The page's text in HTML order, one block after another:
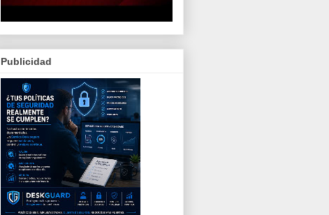
Publicidad